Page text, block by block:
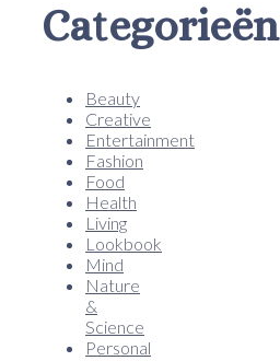
Categorieën
Beauty
Creative
Entertainment
Fashion
Food
Health
Living
Lookbook
Mind
Nature
&
Science
Personal